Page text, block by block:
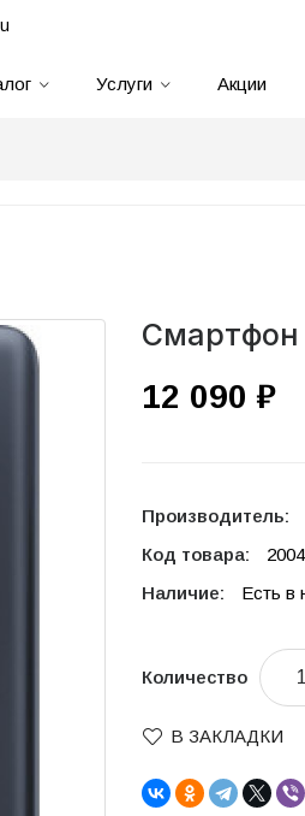
Услуги Акции
Смартфон
12 090 ₽
Производитель:
Код товара:
Наличие:
Есть в
Количество
В ЗАКЛАДКИ